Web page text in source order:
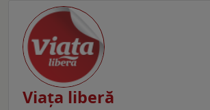
Viaţa liberă